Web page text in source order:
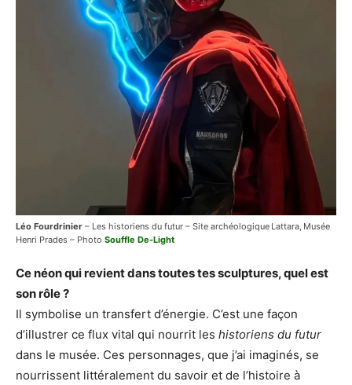
Léo Fourdrinier – Les historiens du futur – Site archéologique Lattara, Musée
Henri Prades – Photo Souffle De-Light
Ce néon qui revient dans toutes tes sculptures, quel est
son rôle ?
Il symbolise un transfert d’énergie. C’est une façon
d’illustrer ce flux vital qui nourrit les historiens du futur
dans le musée. Ces personnages, que j’ai imaginés, se
nourrissent littéralement du savoir et de l’histoire à